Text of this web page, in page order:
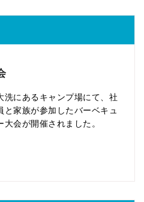
洗にあるキャンプ場にて、社
と家族が参加したバーベキュ
大会が開催されました。